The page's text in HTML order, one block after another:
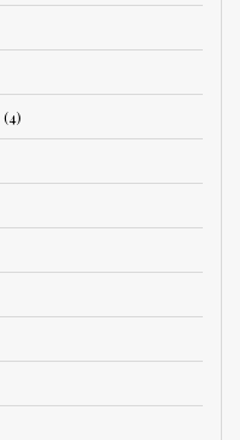
(4)